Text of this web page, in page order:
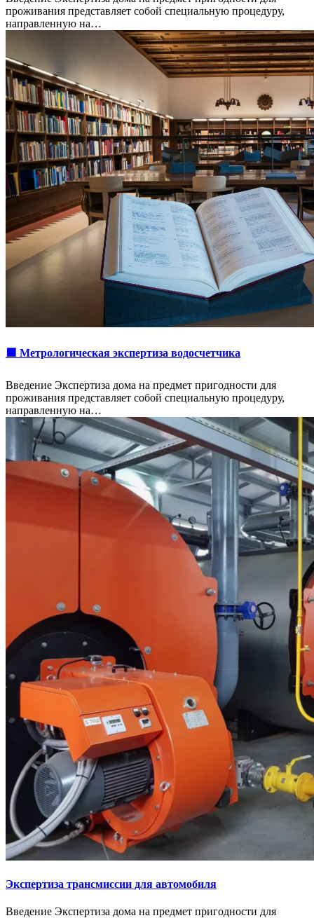
проживания представляет собой специальную процедуру,
направленную на…
🟩 Метрологическая экспертиза водосчетчика
Введение Экспертиза дома на предмет пригодности для
проживания представляет собой специальную процедуру,
направленную на…
Экспертиза трансмиссии для автомобиля
Введение Экспертиза дома на предмет пригодности для